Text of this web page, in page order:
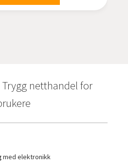
Trygg netthandel for
med elektronikk